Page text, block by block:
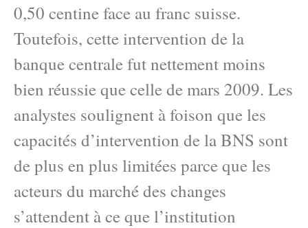
0,50 centine face au franc suisse.
Toutefois, cette intervention de la
banque centrale fut nettement moins
bien réussie que celle de mars 2009. Les
analystes soulignent à foison que les
capacités d’intervention de la BNS sont
de plus en plus limitées parce que les
acteurs du marché des changes
s’attendent à ce que l’institution